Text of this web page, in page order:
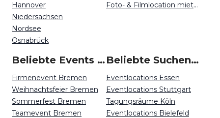
Hannover
Niedersachsen
Nordsee
Osnabrück
Foto- & Filmlocation mieten Bremen
Beliebte Events in Bremen
Firmenevent Bremen
Weihnachtsfeier Bremen
Sommerfest Bremen
Teamevent Bremen
Beliebte Suchen auf Event Inc
Eventlocations Essen
Eventlocations Stuttgart
Tagungsräume Köln
Eventlocations Bielefeld